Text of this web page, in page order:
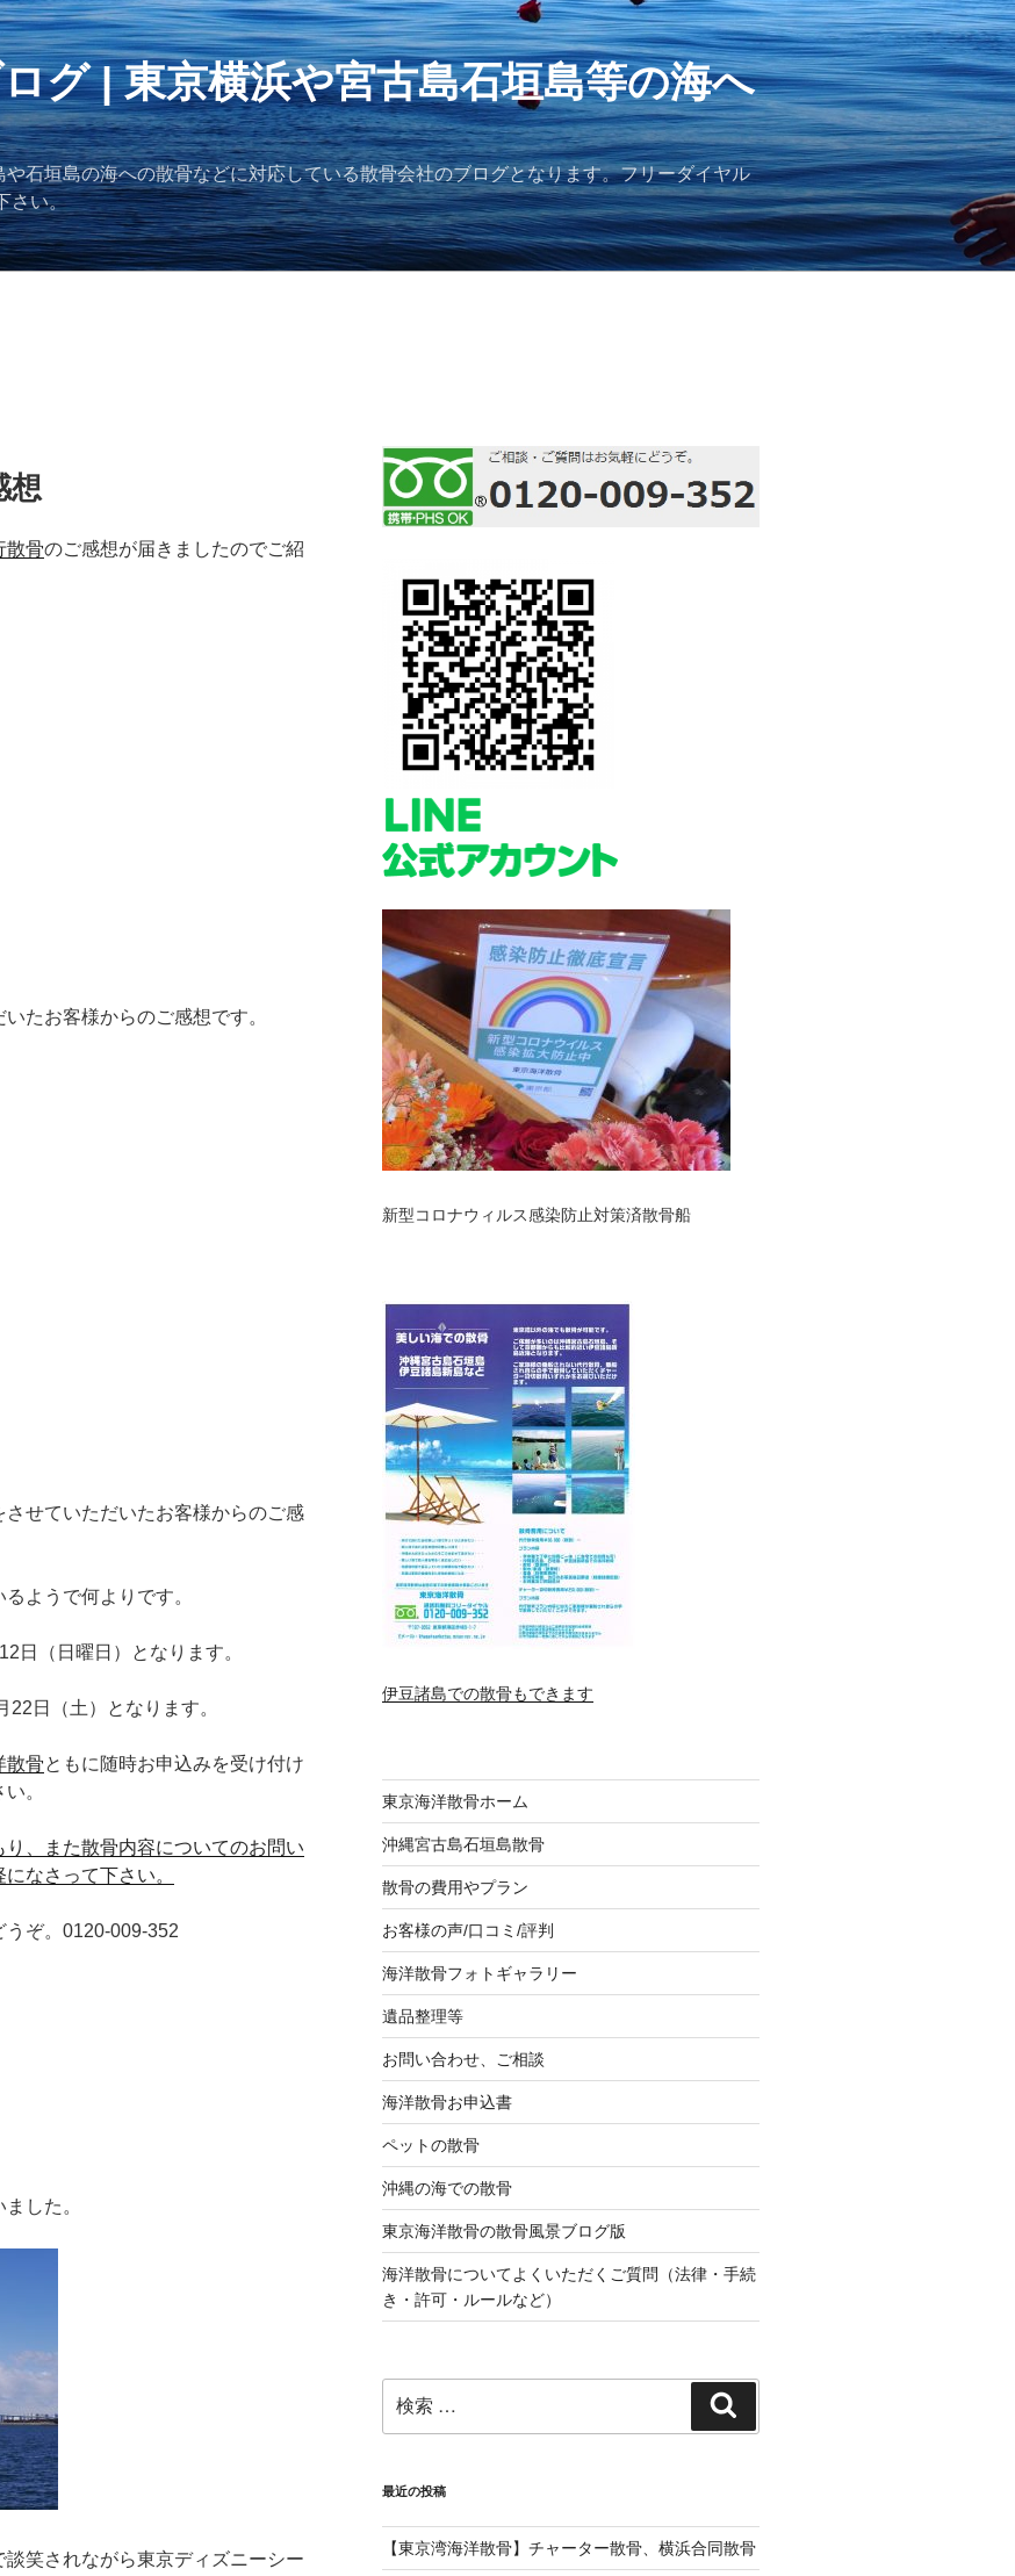
グ | 東京横浜や宮古島石垣島等の海へ
石垣島の海への散骨などに対応している散骨会社のブログとなります。フリーダイヤル
さい。
想
散骨のご感想が届きましたのでご紹
たお客様からのご感想です。
せていただいたお客様からのご感
ようで何よりです。
日（日曜日）となります。
日（土）となります。
散骨ともに随時お申込みを受け付け
。
、また散骨内容についてのお問い
なさって下さい。
うぞ。0120-009-352
した。
笑されながら東京ディズニーシー
新型コロナウィルス感染防止対策済散骨船
伊豆諸島での散骨もできます
東京海洋散骨ホーム
沖縄宮古島石垣島散骨
散骨の費用やプラン
お客様の声/口コミ/評判
海洋散骨フォトギャラリー
遺品整理等
お問い合わせ、ご相談
海洋散骨お申込書
ペットの散骨
沖縄の海での散骨
東京海洋散骨の散骨風景ブログ版
海洋散骨についてよくいただくご質問（法律・手続
き・許可・ルールなど）
索:
索
最近の投稿
【東京湾海洋散骨】チャーター散骨、横浜合同散骨